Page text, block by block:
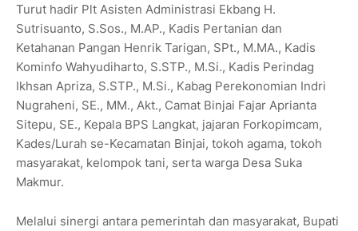
Turut hadir Plt Asisten Administrasi Ekbang H.
Sutrisuanto, S.Sos., M.AP., Kadis Pertanian dan
Ketahanan Pangan Henrik Tarigan, SPt., M.MA., Kadis
Kominfo Wahyudiharto, S.STP., M.Si., Kadis Perindag
Ikhsan Apriza, S.STP., M.Si., Kabag Perekonomian Indri
Nugraheni, SE., MM., Akt., Camat Binjai Fajar Aprianta
Sitepu, SE., Kepala BPS Langkat, jajaran Forkopimcam,
Kades/Lurah se-Kecamatan Binjai, tokoh agama, tokoh
masyarakat, kelompok tani, serta warga Desa Suka
Makmur.
Melalui sinergi antara pemerintah dan masyarakat, Bupati